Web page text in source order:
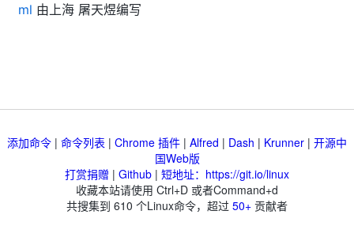
ml 由上海 屠天煜编写
添加命令 | 命令列表 | Chrome 插件 | Alfred | Dash | Krunner | 开源中
国Web版
打赏捐赠 | Github | 短地址：https://git.io/linux
收藏本站请使用 Ctrl+D 或者Command+d
共搜集到 610 个Linux命令，超过 50+ 贡献者